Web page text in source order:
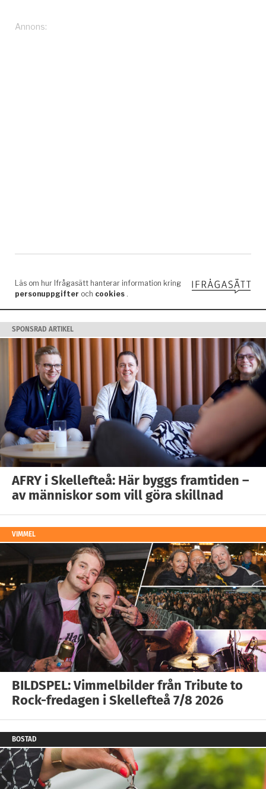
SPONSRAD ARTIKEL
AFRY i Skellefteå: Här byggs framtiden –
av människor som vill göra skillnad
VIMMEL
BILDSPEL: Vimmelbilder från Tribute to
Rock-fredagen i Skellefteå 7/8 2026
BOSTAD